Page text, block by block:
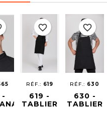
-
RÉF.: 619
619 -
TABLIER
favorite_border
RÉF.: 630
630 -
TABLIER
favorite_border